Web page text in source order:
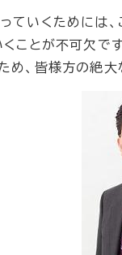
ていくためには
ことが不可欠です
、皆様方の絶大